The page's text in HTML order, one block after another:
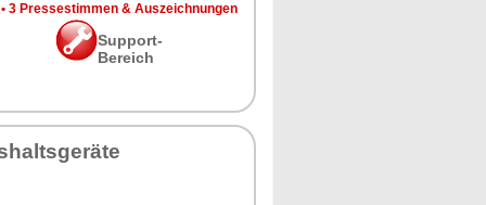
3 Pressestimmen & Auszeichnungen
Support-
Bereich